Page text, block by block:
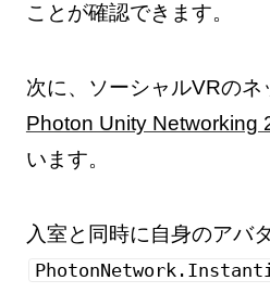
ことが確認できます。
次に、ソーシャルVRの
Photon Unity Networking
います。
入室と同時に自身のアバ